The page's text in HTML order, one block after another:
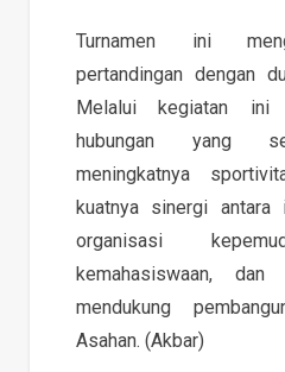
Turnamen ini
pertandingan dengan
Melalui kegiatan ini
hubungan yang
meningkatnya
kuatnya sinergi antara
organisasi
kemahasiswaan, dan
mendukung
Asahan. (Akbar)